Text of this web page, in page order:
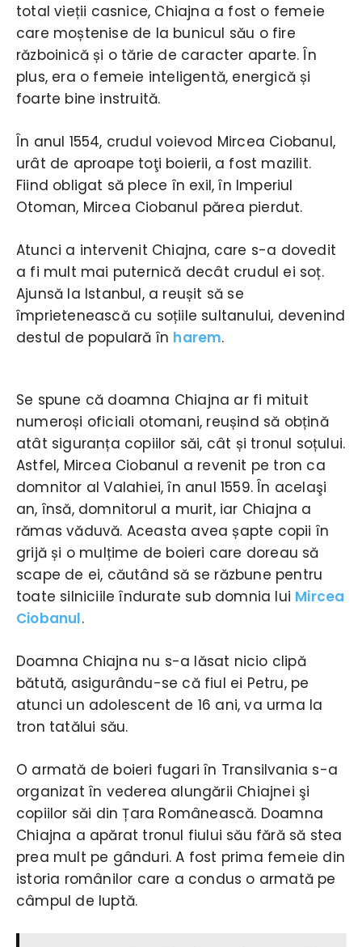
total vieții casnice, Chiajna a fost o femeie
care moștenise de la bunicul său o fire
războinică și o tărie de caracter aparte. În
plus, era o femeie inteligentă, energică și
foarte bine instruită.
În anul 1554, crudul voievod Mircea Ciobanul,
urât de aproape toţi boierii, a fost mazilit.
Fiind obligat să plece în exil, în Imperiul
Otoman, Mircea Ciobanul părea pierdut.
Atunci a intervenit Chiajna, care s-a dovedit
a fi mult mai puternică decât crudul ei soț.
Ajunsă la Istanbul, a reușit să se
împrietenească cu soțiile sultanului, devenind
destul de populară în harem.
Se spune că doamna Chiajna ar fi mituit
numeroși oficiali otomani, reușind să obțină
atât siguranța copiilor săi, cât și tronul soțului.
Astfel, Mircea Ciobanul a revenit pe tron ca
domnitor al Valahiei, în anul 1559. În acelaşi
an, însă, domnitorul a murit, iar Chiajna a
rămas văduvă. Aceasta avea șapte copii în
grijă și o mulțime de boieri care doreau să
scape de ei, căutând să se răzbune pentru
toate silniciile îndurate sub domnia lui Mircea
Ciobanul.
Doamna Chiajna nu s-a lăsat nicio clipă
bătută, asigurându-se că fiul ei Petru, pe
atunci un adolescent de 16 ani, va urma la
tron tatălui său.
O armată de boieri fugari în Transilvania s-a
organizat în vederea alungării Chiajnei şi
copiilor săi din Țara Românească. Doamna
Chiajna a apărat tronul fiului său fără să stea
prea mult pe gânduri. A fost prima femeie din
istoria românilor care a condus o armată pe
câmpul de luptă.